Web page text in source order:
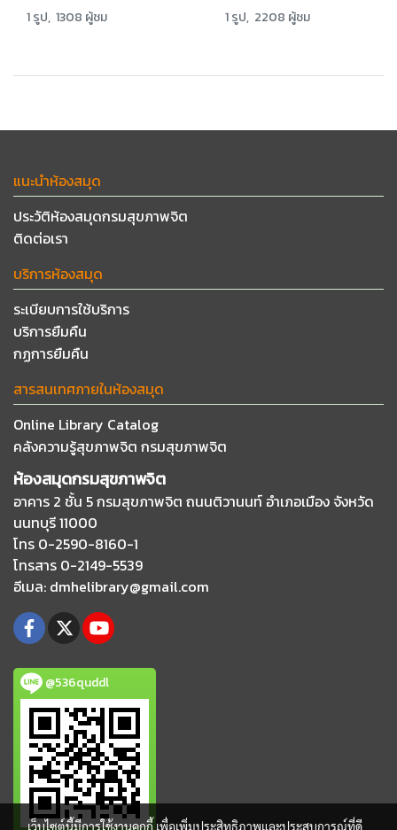
1 รูป, 1308 ผู้ชม 1 รูป, 2208 ผู้ชม
แนะนำห้องสมุด
ประวัติห้องสมุดกรมสุขภาพจิต
ติดต่อเรา
บริการห้องสมุด
ระเบียบการใช้บริการ
บริการยืมคืน
กฏการยืมคืน
สารสนเทศภายในห้องสมุด
Online Library Catalog
คลังความรู้สุขภาพจิต กรมสุขภาพจิต
ห้องสมุดกรมสุขภาพจิต
อาคาร 2 ชั้น 5 กรมสุขภาพจิต ถนนติวานนท์ อำเภอเมือง จังหวัด
นนทบุรี 11000
โทร 0-2590-8160-1
โทรสาร 0-2149-5539
อีเมล: dmhelibrary@gmail.com
@536quddl
เว็บไซต์นี้มีการใช้งานคุกกี้ เพื่อเพิ่มประสิทธิภาพและประสบการณ์ที่ดี